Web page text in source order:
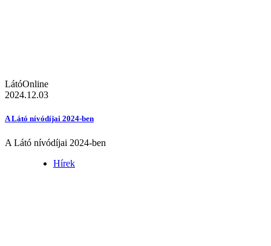
LátóOnline
2024.12.03
A Látó nívódíjai 2024-ben
A Látó nívódíjai 2024-ben
Hírek